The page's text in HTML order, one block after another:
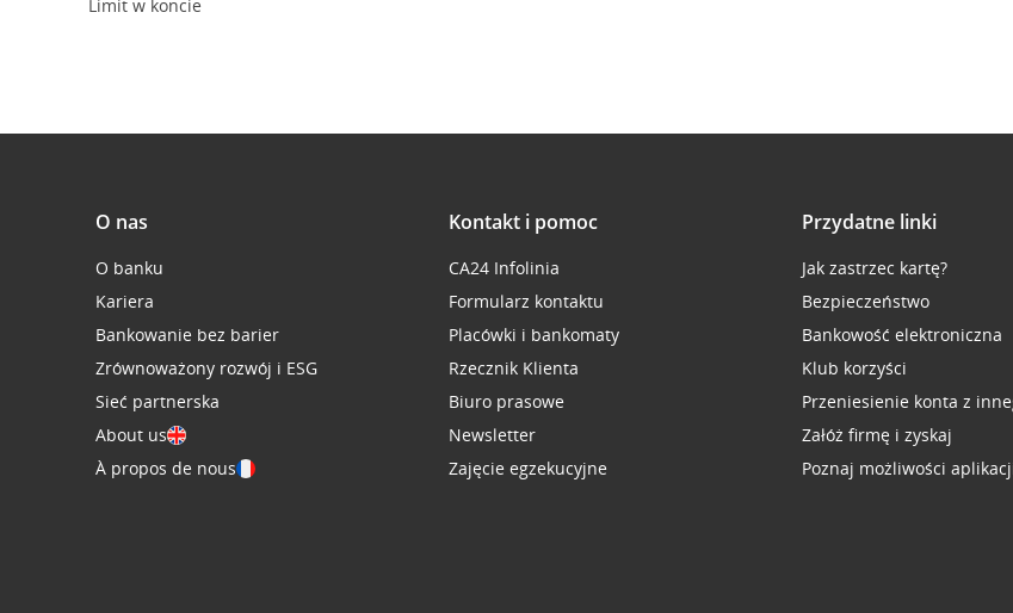
Limit w koncie
O nas
O banku
Kariera
Bankowanie bez barier
Zrównoważony rozwój i ESG
Sieć partnerska
About us
À propos de nous
Kontakt i pomoc
CA24 Infolinia
Formularz kontaktu
Placówki i bankomaty
Rzecznik Klienta
Biuro prasowe
Newsletter
Zajęcie egzekucyjne
Przydatne linki
Jak zastrzec kartę?
Bezpieczeństwo
Bankowość elektroniczna
Klub korzyści
Przeniesienie konta z
Załóż firmę i zyskaj
Poznaj możliwości